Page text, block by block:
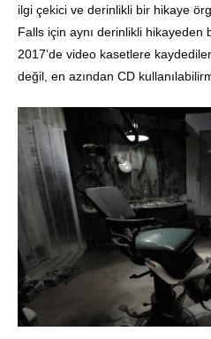
ilgi çekici ve derinlikli bir hikaye
Falls için aynı derinlikli hikayeden
2017’de video kasetlere
değil, en azından CD